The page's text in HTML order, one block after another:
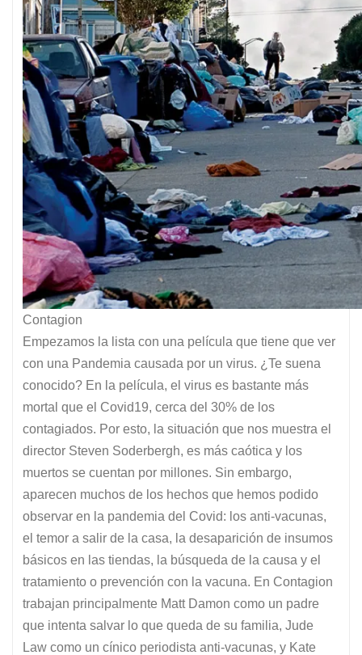
Contagion
Empezamos la lista con una película que tiene que ver
con una Pandemia causada por un virus. ¿Te suena
conocido? En la película, el virus es bastante más
mortal que el Covid19, cerca del 30% de los
contagiados. Por esto, la situación que nos muestra el
director Steven Soderbergh, es más caótica y los
muertos se cuentan por millones. Sin embargo,
aparecen muchos de los hechos que hemos podido
observar en la pandemia del Covid: los anti-vacunas,
el temor a salir de la casa, la desaparición de insumos
básicos en las tiendas, la búsqueda de la causa y el
tratamiento o prevención con la vacuna. En Contagion
trabajan principalmente Matt Damon como un padre
que intenta salvar lo que queda de su familia, Jude
Law como un cínico periodista anti-vacunas, y Kate